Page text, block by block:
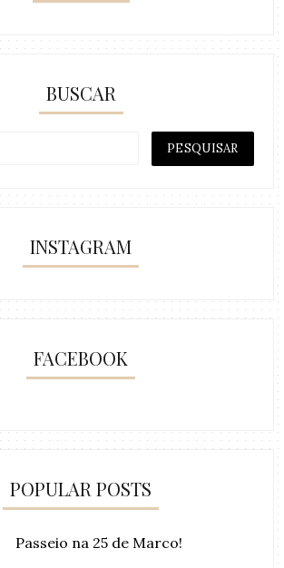
BUSCAR
INSTAGRAM
FACEBOOK
POPULAR POSTS
Passeio na 25 de Marco!